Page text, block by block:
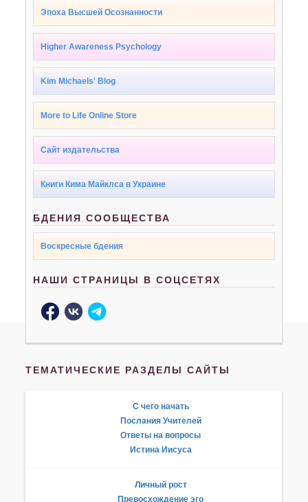
Эпоха Высшей Осознанности
Higher Awareness Psychology
Kim Michaels' Blog
More to Life Online Store
Сайт издательства
Книги Кима Майклса в Украине
БДЕНИЯ СООБЩЕСТВА
Воскресные бдения
НАШИ СТРАНИЦЫ В СОЦСЕТЯХ
ТЕМАТИЧЕСКИЕ РАЗДЕЛЫ САЙТЫ
С чего начать
Послания Учителей
Ответы на вопросы
Истина Иисуса
Личный рост
Превосхождение эго